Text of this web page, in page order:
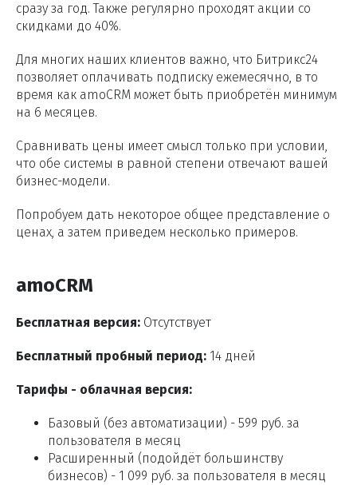
сразу за год. Также регулярно проходят акции со
скидками до 40%.
Для многих наших клиентов важно, что Битрикс24
позволяет оплачивать подписку ежемесячно, в то
время как amoCRM может быть приобретён минимум
на 6 месяцев.
Сравнивать цены имеет смысл только при условии,
что обе системы в равной степени отвечают вашей
бизнес-модели.
Попробуем дать некоторое общее представление о
ценах, а затем приведем несколько примеров.
amoCRM
Бесплатная версия: Отсутствует
Бесплатный пробный период: 14 дней
Тарифы - облачная версия:
Базовый (без автоматизации) - 599 руб. за
пользователя в месяц
Расширенный (подойдёт большинству
бизнесов) - 1 099 руб. за пользователя в месяц